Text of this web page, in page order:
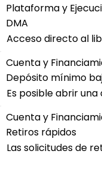
Plataforma y
DMA
Acceso directo al
Cuenta y
Depósito mínimo
Es posible abrir
Cuenta y
Retiros rápidos
Las solicitudes de